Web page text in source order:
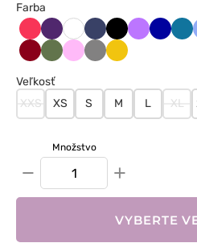
Farba
Arbuzowy
Bakłażanowy
Biały Ciemny
granat
CzarnyFioletowy
Oberżyna
Wiśniowy
Oliwkowy
Różowy
Szary Żółty
Veľkosť
XXS
XS S M L XL
Množstvo
− +
VYBERTE